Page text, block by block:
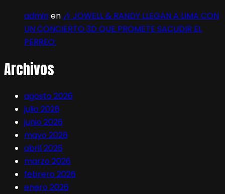
adminen 🎶 JOWELL & RANDY LLEGAN A LIMA CON
UN CONCIERTO 3D QUE PROMETE SACUDIR EL
PERREO:
Archivos
agosto 2026
julio 2026
junio 2026
mayo 2026
abril 2026
marzo 2026
febrero 2026
enero 2026